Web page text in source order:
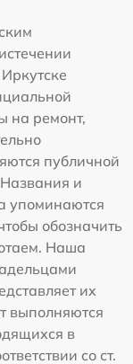
на ремонт,
публичной
и
упоминаются
обозначить
Наша
их
выполняются
в
со ст.